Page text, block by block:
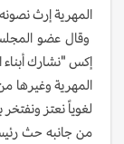
المهرية إرث نصونه
وقال عضو
إكس "نشارك أبناء
المهرية وغيرها
لغوياً نعتز
من جانبه حث رئيس